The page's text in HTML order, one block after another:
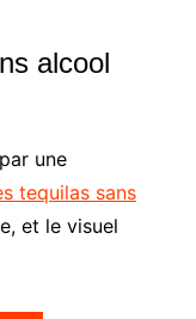
alcool
une
tequilas sans
et le visuel